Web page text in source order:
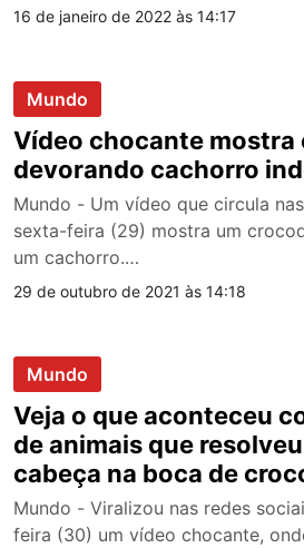
16 de janeiro de 2022 às 14:17
Mundo
Vídeo chocante mostra
devorando cachorro
Mundo - Um vídeo que circula
sexta-feira (29) mostra um
um cachorro.…
29 de outubro de 2021 às 14:18
Mundo
Veja o que aconteceu
de animais que
cabeça na boca de
Mundo - Viralizou nas redes
feira (30) um vídeo chocante,